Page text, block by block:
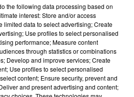
1 sec
#663 - "HEY OH" DE
grand cri du cœur du RnB
par une
ce que tu m’entends ? Hey
the following data processing based on
interest: Store and/or access
limited data to select advertising; Create
Use profiles to select personalised
performance; Measure content
through statistics or combinations
Develop and improve services; Create
Use profiles to select personalised
content; Ensure security, prevent and
and present advertising and content;